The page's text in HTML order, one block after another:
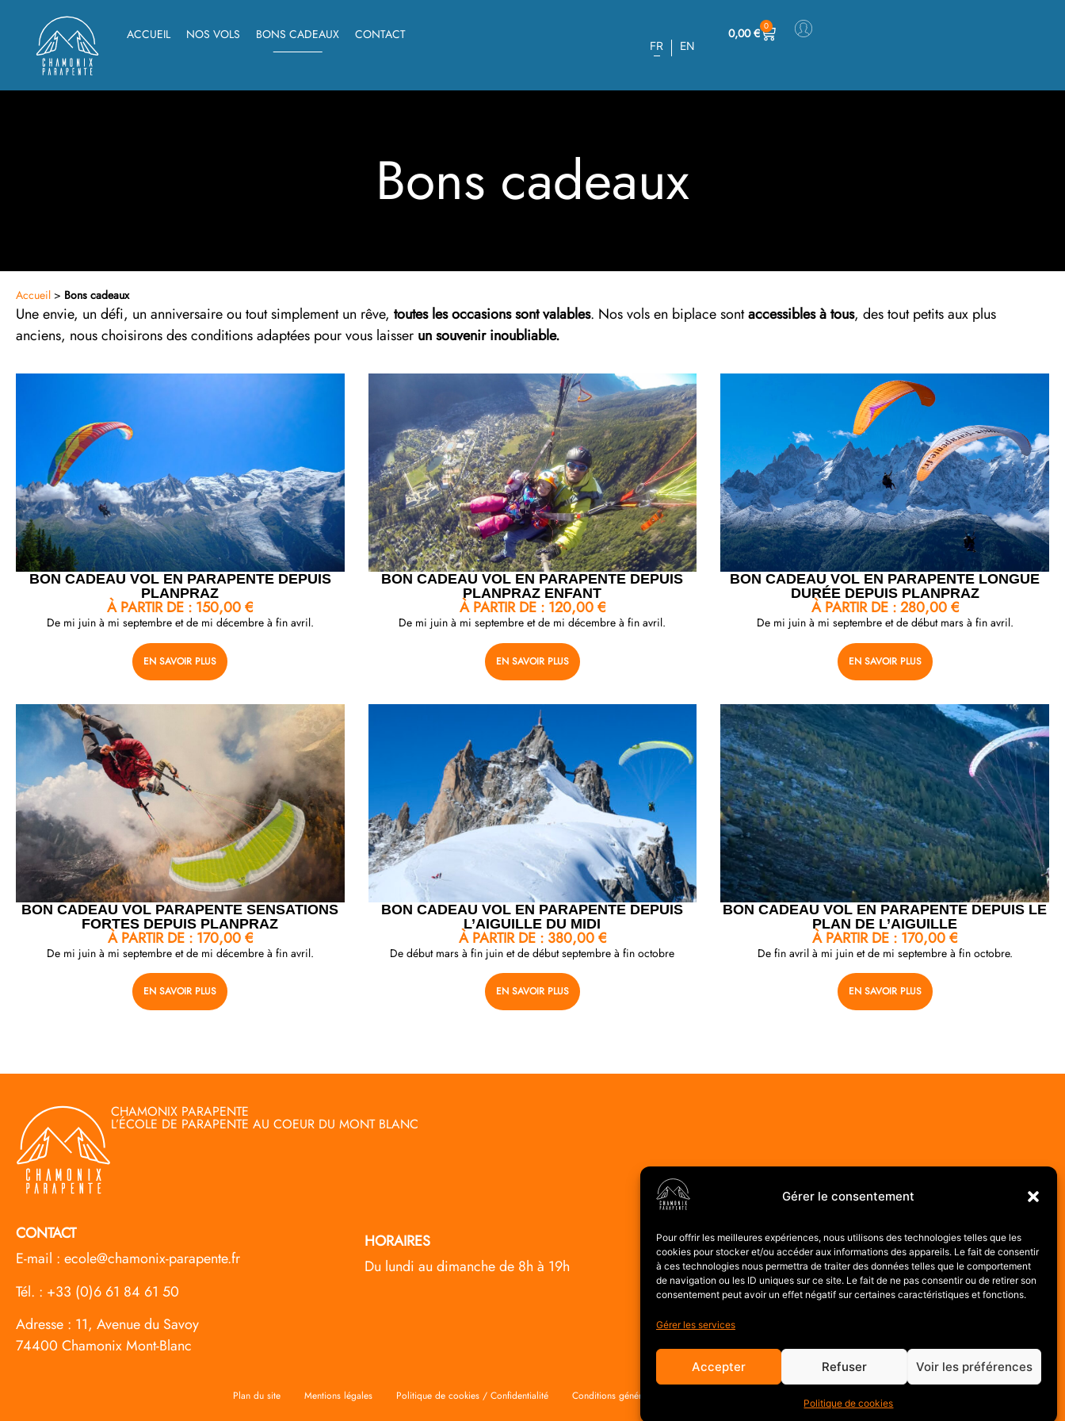
Gérer le consentement
Pour offrir les meilleures expériences, nous utilisons des technologies telles que les
cookies pour stocker et/ou accéder aux informations des appareils. Le fait de consentir
à ces technologies nous permettra de traiter des données telles que le comportement
de navigation ou les ID uniques sur ce site. Le fait de ne pas consentir ou de retirer son
consentement peut avoir un effet négatif sur certaines caractéristiques et fonctions.
Gérer les services
Accepter Refuser Voir les préférences
Politique de cookies
ACCUEIL NOS VOLS BONS CADEAUX CONTACT
FR EN
0,00€ 0
Bons cadeaux
Accueil > Bons cadeaux
Une envie, un défi, un anniversaire ou tout simplement un rêve, toutes les occasions sont valables. Nos vols en biplace sontaccessibles à tous, des tout petits aux plus
anciens, nous choisirons des conditions adaptées pour vous laisser un souvenir inoubliable.
BON CADEAU VOL EN PARAPENTE DEPUIS
PLANPRAZ
À PARTIR DE : 150,00€
De mi juin à mi septembre et de mi décembre à fin avril.
EN SAVOIR PLUS
BON CADEAU VOL EN PARAPENTE DEPUIS
PLANPRAZ ENFANT
À PARTIR DE : 120,00€
De mi juin à mi septembre et de mi décembre à fin avril.
EN SAVOIR PLUS
BON CADEAU VOL EN PARAPENTE LONGUE
DURÉE DEPUIS PLANPRAZ
À PARTIR DE :280,00€
De mi juin à mi septembre et de début mars à fin avril.
EN SAVOIR PLUS
BON CADEAU VOL PARAPENTE SENSATIONS
FORTES DEPUIS PLANPRAZ
À PARTIR DE : 170,00€
De mi juin à mi septembre et de mi décembre à fin avril.
EN SAVOIR PLUS
BON CADEAU VOL EN PARAPENTE DEPUIS
L’AIGUILLE DU MIDI
À PARTIR DE : 380,00€
De début mars à fin juin et de début septembre à fin octobre
EN SAVOIR PLUS
BON CADEAU VOL EN PARAPENTE DEPUIS LE
PLAN DE L’AIGUILLE
À PARTIR DE : 170,00€
De fin avril à mi juin et de mi septembre à fin octobre.
EN SAVOIR PLUS
CHAMONIX PARAPENTE
L’ÉCOLE DE PARAPENTE AU COEUR DU MONT BLANC
CONTACT
E-mail : ecole@chamonix-parapente.fr
Tél. : +33 (0)6 61 84 61 50
Adresse : 11, Avenue du Savoy
74400 Chamonix Mont-Blanc
HORAIRES
Du lundi au dimanche de 8h à 19h
RÉSEAUX
Plan du site Mentions légales Politique de cookies / Confidentialité Conditions générales de vente